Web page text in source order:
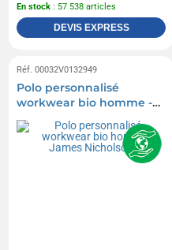
En stock : 57 538 articles
DEVIS EXPRESS
Réf. 00032V0132949
Polo personnalisé
workwear bio homme -
James Nicholson